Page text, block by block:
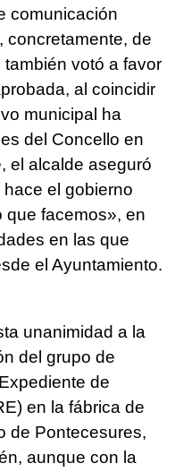
comunicación
concretamente, de
también votó a favor
al coincidir
municipal ha
del Concello en
el alcalde aseguró
el gobierno
que facemos», en
en las que
el Ayuntamiento.
unanimidad a la
del grupo de
de
en la fábrica de
de Pontecesures,
aunque con la